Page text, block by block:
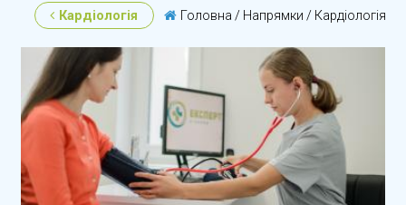
Кардіологія Головна / Напрямки / Кардіологія